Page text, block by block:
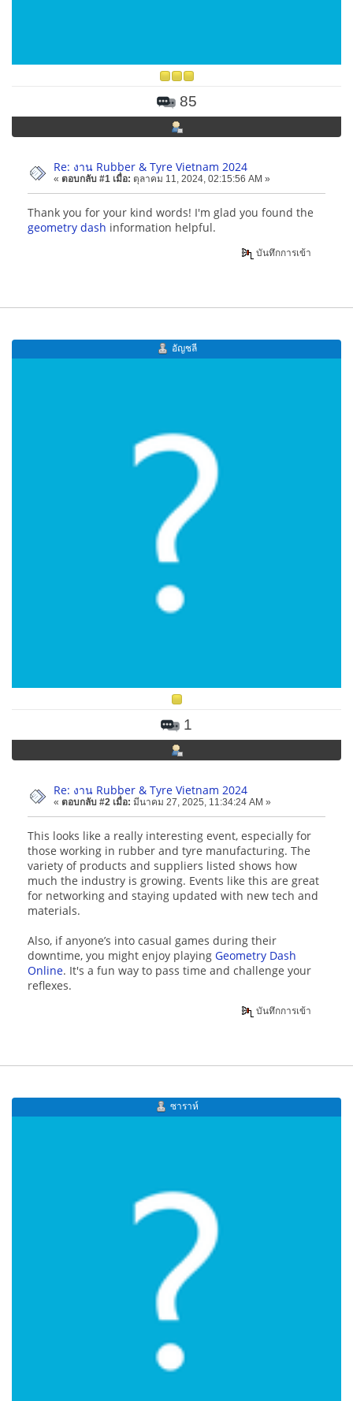
85
Re: งาน Rubber & Tyre Vietnam 2024
« ตอบกลับ #1 เมื่อ: ตุลาคม 11, 2024, 02:15:56 AM »
Thank you for your kind words! I'm glad you found the
geometry dash information helpful.
บันทึกการเข้า
อัญชลี
1
Re: งาน Rubber & Tyre Vietnam 2024
« ตอบกลับ #2 เมื่อ: มีนาคม 27, 2025, 11:34:24 AM »
This looks like a really interesting event, especially for
those working in rubber and tyre manufacturing. The
variety of products and suppliers listed shows how
much the industry is growing. Events like this are great
for networking and staying updated with new tech and
materials.
Also, if anyone’s into casual games during their
downtime, you might enjoy playing Geometry Dash
Online. It's a fun way to pass time and challenge your
reflexes.
บันทึกการเข้า
ซาราห์